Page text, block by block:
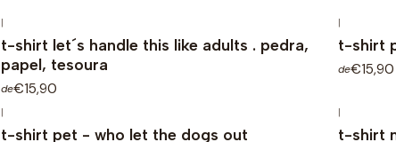
|
t-shirt let´s handle this like adults . pedra,
papel, tesoura
de€15,90
|
t-shirt
de€15,90
|
t-shirt pet - who let the dogs out
|
t-shirt